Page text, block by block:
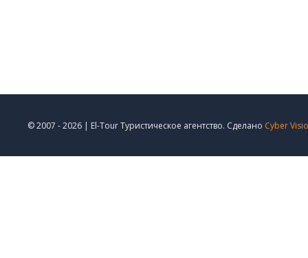
© 2007 - 2026 | El-Tour Туристическое агентство. Сделано Cyber